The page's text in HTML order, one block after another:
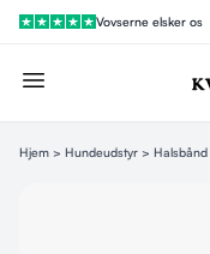
Vovserne elsker os
Hjem > Hundeudstyr > Halsbånd